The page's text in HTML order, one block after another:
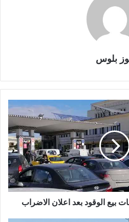
بلوس
بيع الوقود بعد اعلان الاضراب